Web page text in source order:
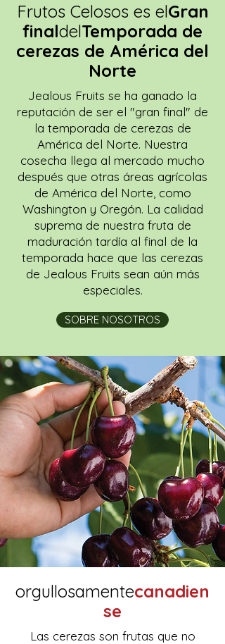
Frutos Celosos es elGran
finaldelTemporada de
cerezas de América del
Norte
Jealous Fruits se ha ganado la
reputación de ser el "gran final" de
la temporada de cerezas de
América del Norte. Nuestra
cosecha llega al mercado mucho
después que otras áreas agrícolas
de América del Norte, como
Washington y Oregón. La calidad
suprema de nuestra fruta de
maduración tardía al final de la
temporada hace que las cerezas
de Jealous Fruits sean aún más
especiales.
SOBRE NOSOTROS
orgullosamentecanadien
se
Las cerezas son frutas que no